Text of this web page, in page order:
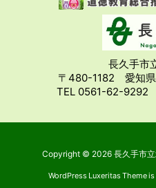
長久手市
〒480-1182 愛知県
TEL 0561-62-
Copyright © 2026 長久手市
WordPress Luxeritas Theme